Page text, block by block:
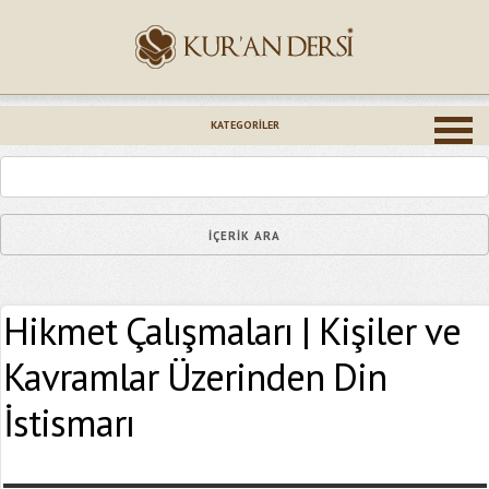
KATEGORILER
Hikmet Çalışmaları | Kişiler ve
Kavramlar Üzerinden Din
İstismarı
Epostanız (*)
Yaşadığınız Hatanın Ayrıntıları